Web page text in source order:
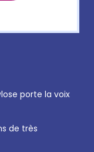
porte la voix
de très